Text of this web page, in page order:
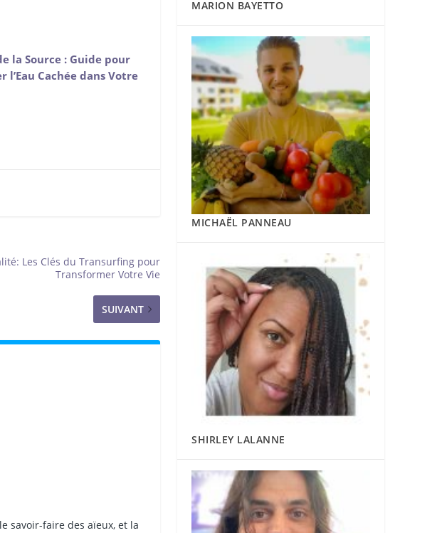
la Source : Guide pour
l’Eau Cachée dans Votre
Les Clés du Transurfing pour
Transformer Votre Vie
SUIVANT
savoir-faire des aïeux, et la
MARION BAYETTO
MICHAËL PANNEAU
SHIRLEY LALANNE